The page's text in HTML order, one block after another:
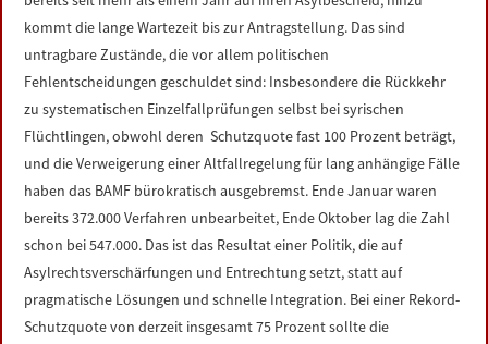
kommt die lange Wartezeit bis zur Antragstellung. Das sind
untragbare Zustände, die vor allem politischen
Fehlentscheidungen geschuldet sind: Insbesondere die Rückkehr
zu systematischen Einzelfallprüfungen selbst bei syrischen
Flüchtlingen, obwohl deren Schutzquote fast 100 Prozent beträgt,
und die Verweigerung einer Altfallregelung für lang anhängige Fälle
haben das BAMF bürokratisch ausgebremst. Ende Januar waren
bereits 372.000 Verfahren unbearbeitet, Ende Oktober lag die Zahl
schon bei 547.000. Das ist das Resultat einer Politik, die auf
Asylrechtsverschärfungen und Entrechtung setzt, statt auf
pragmatische Lösungen und schnelle Integration. Bei einer Rekord-
Schutzquote von derzeit insgesamt 75 Prozent sollte die